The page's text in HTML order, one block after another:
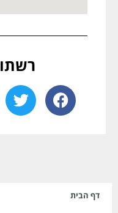
דף הבית